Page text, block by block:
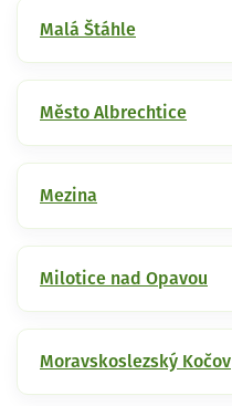
Malá Štáhle
Město Albrechtice
Mezina
Milotice nad Opavou
Moravskoslezský Kočov